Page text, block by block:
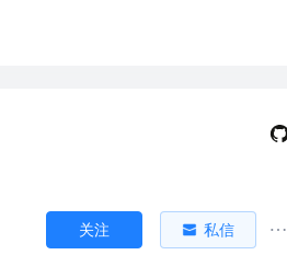
关注 私信